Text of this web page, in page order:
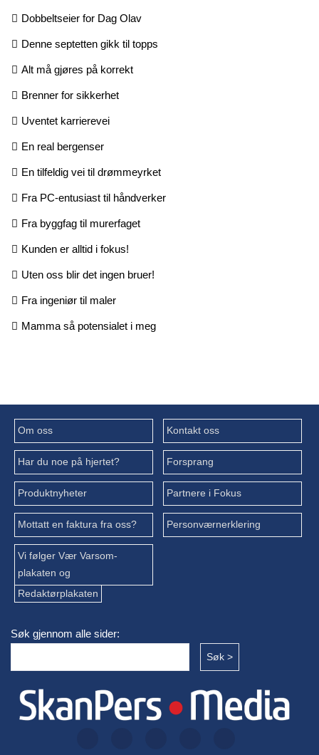
Dobbeltseier for Dag Olav
Denne septetten gikk til topps
Alt må gjøres på korrekt
Brenner for sikkerhet
Uventet karrierevei
En real bergenser
En tilfeldig vei til drømmeyrket
Fra PC-entusiast til håndverker
Fra byggfag til murerfaget
Kunden er alltid i fokus!
Uten oss blir det ingen bruer!
Fra ingeniør til maler
Mamma så potensialet i meg
Om oss Kontakt oss
Har du noe på hjertet? Forsprang
Produktnyheter Partnere i Fokus
Mottatt en faktura fra oss? Personværnerklering
Vi følger Vær Varsom-
plakaten og
Redaktørplakaten
Søk gjennom alle sider: